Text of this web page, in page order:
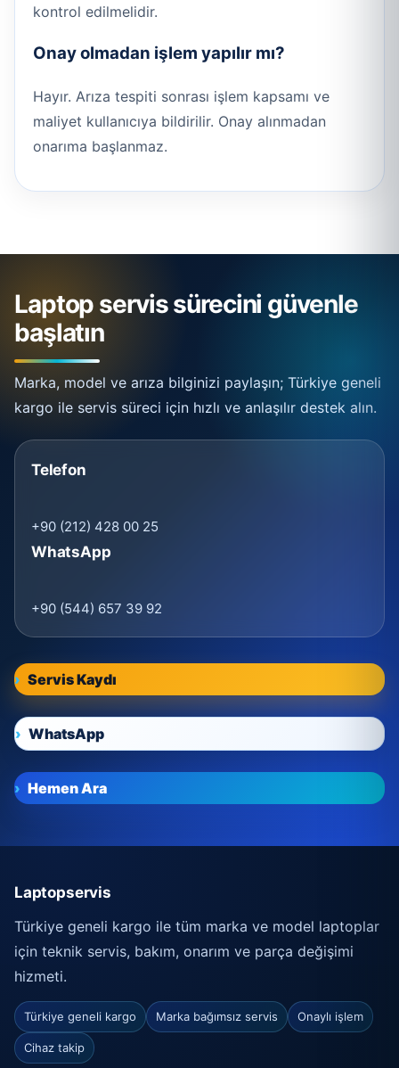
kontrol edilmelidir.
Onay olmadan işlem yapılır mı?
Hayır. Arıza tespiti sonrası işlem kapsamı ve
maliyet kullanıcıya bildirilir. Onay alınmadan
onarıma başlanmaz.
Laptop servis sürecini güvenle
başlatın
Marka, model ve arıza bilginizi paylaşın; Türkiye geneli
kargo ile servis süreci için hızlı ve anlaşılır destek alın.
Telefon
+90 (212) 428 00 25
WhatsApp
+90 (544) 657 39 92
Servis Kaydı
WhatsApp
Hemen Ara
Laptopservis
Türkiye geneli kargo ile tüm marka ve model laptoplar
için teknik servis, bakım, onarım ve parça değişimi
hizmeti.
Türkiye geneli kargo Marka bağımsız servis Onaylı işlem
Cihaz takip